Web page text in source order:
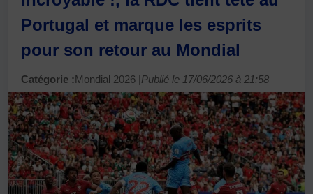
Portugal et marque les esprits
pour son retour au Mondial
Catégorie :Mondial 2026 |Publié le 17/06/2026 à 21:58